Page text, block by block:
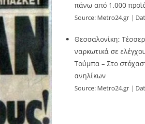
πάνω από 1.000
Source: Metro24.gr
Θεσσαλονίκη:
ναρκωτικά σε
Τούμπα – Στο
ανηλίκων
Source: Metro24.gr